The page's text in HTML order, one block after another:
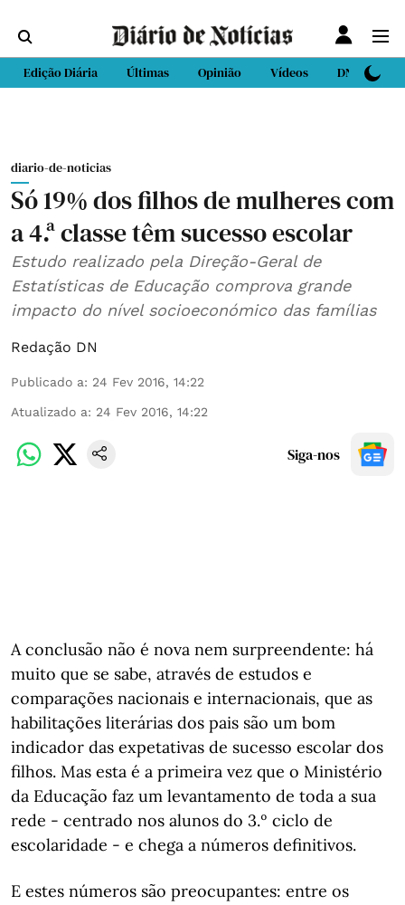
Edição Diária Últimas Opinião Vídeos DN Sport
diario-de-noticias
Só 19% dos filhos de mulheres com
a 4.ª classe têm sucesso escolar
Estudo realizado pela Direção-Geral de
Estatísticas de Educação comprova grande
impacto do nível socioeconómico das famílias
Redação DN
Publicado a: 24 Fev 2016, 14:22
Atualizado a: 24 Fev 2016, 14:22
Siga-nos
A conclusão não é nova nem surpreendente: há
muito que se sabe, através de estudos e
comparações nacionais e internacionais, que as
habilitações literárias dos pais são um bom
indicador das expetativas de sucesso escolar dos
filhos. Mas esta é a primeira vez que o Ministério
da Educação faz um levantamento de toda a sua
rede - centrado nos alunos do 3.º ciclo de
escolaridade - e chega a números definitivos.
E estes números são preocupantes: entre os